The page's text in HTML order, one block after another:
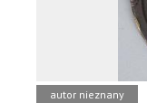
autor nieznany